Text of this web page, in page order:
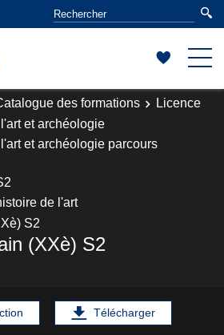
des formations
Licence
et archéologie
et archéologie parcours
de l'art
S2
(XXè) S2
Télécharger